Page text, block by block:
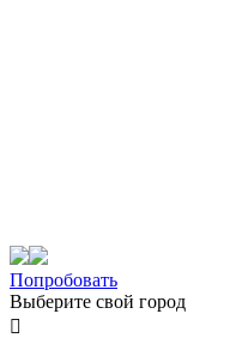
Попробовать
Выберите свой город
